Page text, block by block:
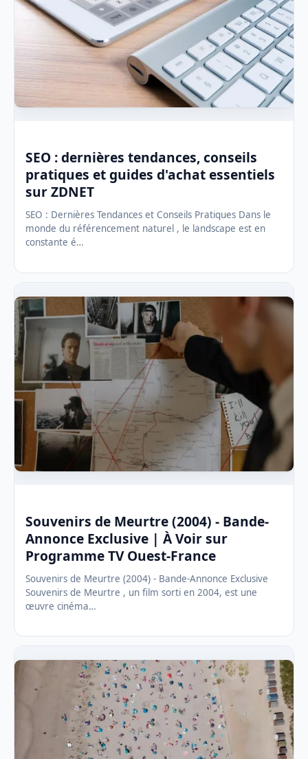
SEO : dernières tendances, conseils
pratiques et guides d'achat essentiels
sur ZDNET
SEO : Dernières Tendances et Conseils Pratiques Dans le
monde du référencement naturel , le landscape est en
constante é…
Souvenirs de Meurtre (2004) - Bande-
Annonce Exclusive | À Voir sur
Programme TV Ouest-France
Souvenirs de Meurtre (2004) - Bande-Annonce Exclusive
Souvenirs de Meurtre , un film sorti en 2004, est une
œuvre cinéma…